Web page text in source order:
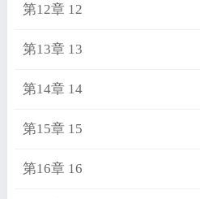
第12章 12
第13章 13
第14章 14
第15章 15
第16章 16